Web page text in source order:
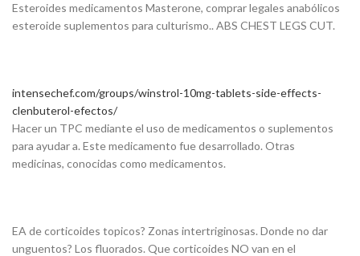
Esteroides medicamentos Masterone, comprar legales anabólicos
esteroide suplementos para culturismo.. ABS CHEST LEGS CUT.
intensechef.com/groups/winstrol-10mg-tablets-side-effects-
clenbuterol-efectos/
Hacer un TPC mediante el uso de medicamentos o suplementos
para ayudar a. Este medicamento fue desarrollado. Otras
medicinas, conocidas como medicamentos.
EA de corticoides topicos? Zonas intertriginosas. Donde no dar
unguentos? Los fluorados. Que corticoides NO van en el